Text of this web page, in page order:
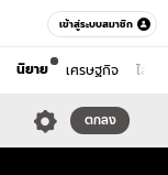
เข้าสู่ระบบสมาชิก
เศรษฐกิจ ไลฟ์
นิยาย
ตกลง